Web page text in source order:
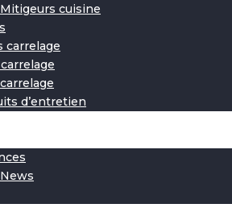
Mitigeurs cuisine
carrelage
d’entretien